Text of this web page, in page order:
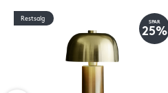
Restsalg SPAR
25%